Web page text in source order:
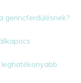
gerincferdülésnek?